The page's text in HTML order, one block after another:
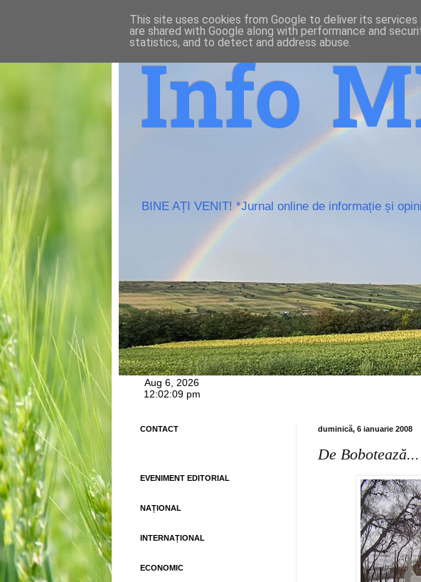
Info
BINE AȚI VENIT! *Jurnal online de informație și
duminică, 6 ianuarie 2008
De
CONTACT
EVENIMENT EDITORIAL
NAȚIONAL
INTERNAȚIONAL
ECONOMIC
This site uses cookies from Google to deliver its
are shared with Google along with performance and
statistics, and to detect and address abuse.